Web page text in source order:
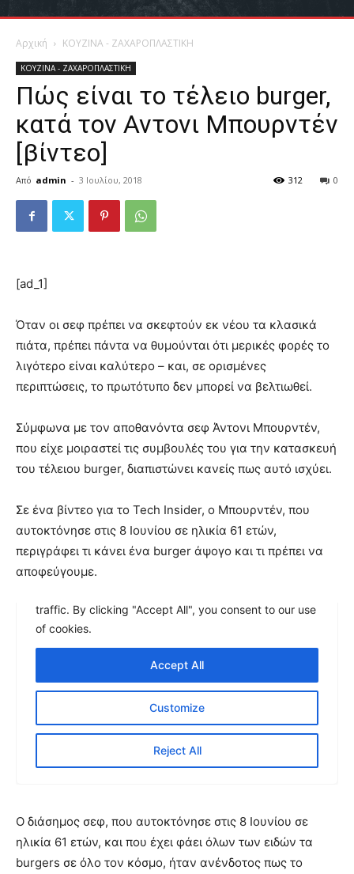
Αρχική ΚΟΥΖΙΝΑ - ΖΑΧΑΡΟΠΛΑΣΤΙΚΗ
ΚΟΥΖΙΝΑ - ΖΑΧΑΡΟΠΛΑΣΤΙΚΗ
Πώς είναι το τέλειο burger,
κατά τον Αντονι Μπουρντέν
[βίντεο]
Από admin - 3 Ιουλίου, 2018 0
312
[ad_1]
Όταν οι σεφ πρέπει να σκεφτούν εκ νέου τα κλασικά
πιάτα, πρέπει πάντα να θυμούνται ότι μερικές φορές το
λιγότερο είναι καλύτερο – και, σε ορισμένες
περιπτώσεις, το πρωτότυπο δεν μπορεί να βελτιωθεί.
Σύμφωνα με τον αποθανόντα σεφ Άντονι Μπουρντέν,
που είχε μοιραστεί τις συμβουλές του για την κατασκευή
του τέλειου burger, διαπιστώνει κανείς πως αυτό ισχύει.
Σε ένα βίντεο για το Tech Insider, ο Μπουρντέν, που
αυτοκτόνησε στις 8 Ιουνίου σε ηλικία 61 ετών,
περιγράφει τι κάνει ένα burger άψογο και τι πρέπει να
αποφεύγουμε.
Ο διάσημος σεφ, που αυτοκτόνησε στις 8 Ιουνίου σε
ηλικία 61 ετών, και που έχει φάει όλων των ειδών τα
burgers σε όλο τον κόσμο, ήταν ανένδοτος πως το